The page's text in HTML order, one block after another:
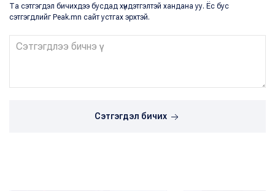
Та сэтгэгдэл бичихдээ бусдад хүндэтгэлтэй хандана уу. Ёс бус
сэтгэгдлийг Peak.mn сайт устгах эрхтэй.
Сэтгэгдэл бичих